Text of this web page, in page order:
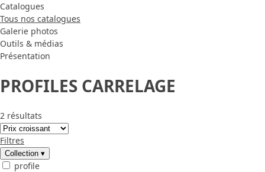
Catalogues
Tous nos catalogues
Galerie photos
Outils & médias
Présentation
PROFILES CARRELAGE
2 résultats
Filtres
Collection ▾
profile